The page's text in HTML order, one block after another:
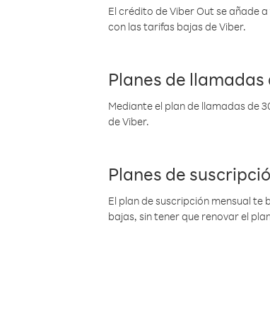
El crédito de Viber Out se añade
con las tarifas bajas de Viber.
Planes de llamadas
Mediante el plan de llamadas de
de Viber.
Planes de
El plan de suscripción mensual
bajas, sin tener que renovar el